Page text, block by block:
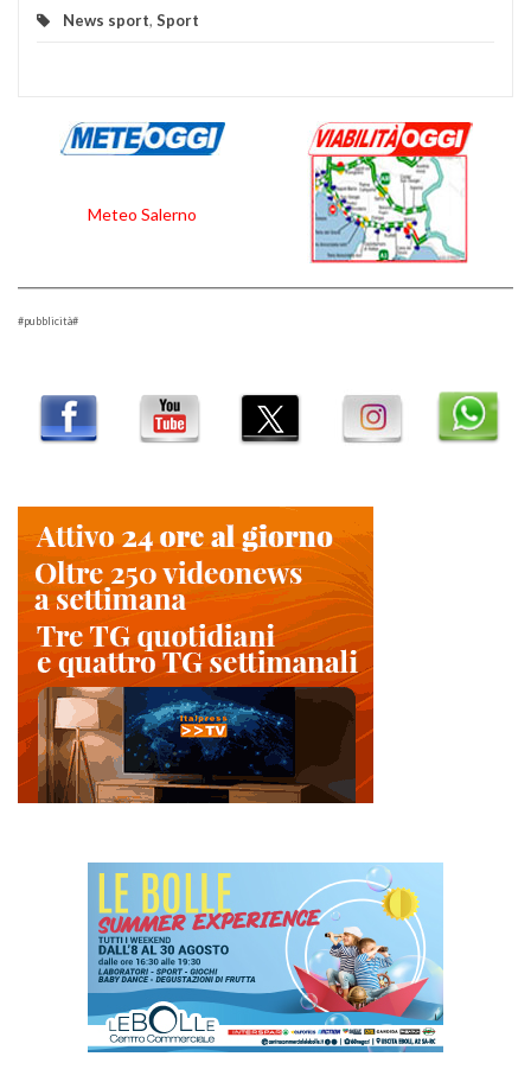
News sport, Sport
Meteo Salerno
#pubblicità#